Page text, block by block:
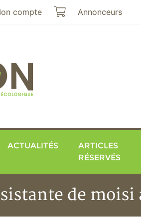
compte Mon panier
Annonceurs
ACTUALITÉS
ARTICLES
RÉSERVÉS
de